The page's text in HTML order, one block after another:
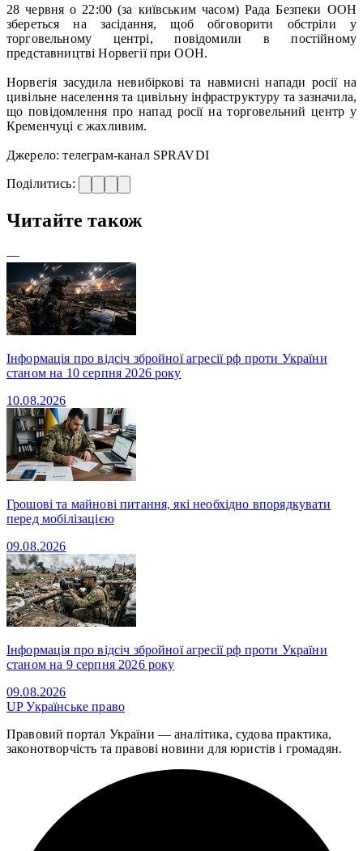
28 червня о 22:00 (за київським часом) Рада Безпеки ООН
збереться на засідання, щоб обговорити обстріли у
торговельному центрі, повідомили в постійному
представництві Норвегії при ООН.
Норвегія засудила невибіркові та навмисні напади росії на
цивільне населення та цивільну інфраструктуру та зазначила,
що повідомлення про напад росії на торговельний центр у
Кременчуці є жахливим.
Джерело: телеграм-канал SPRAVDI
Поділитись:
Читайте також
—
Інформація про відсіч збройної агресії рф проти України
станом на 10 серпня 2026 року
10.08.2026
Грошові та майнові питання, які необхідно впорядкувати
перед мобілізацією
09.08.2026
Інформація про відсіч збройної агресії рф проти України
станом на 9 серпня 2026 року
09.08.2026
UPУкраїнське право
Правовий портал України — аналітика, судова практика,
законотворчість та правові новини для юристів і громадян.